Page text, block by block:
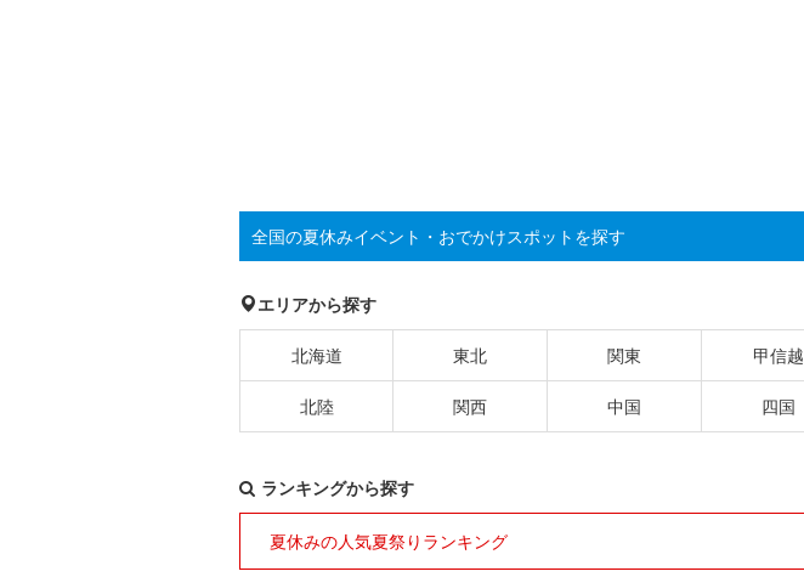
全国の夏休みイベント・おでかけスポットを探す
エリアから探す
北海道 東北 関東 甲信越
北陸 関西 中国 四国
ランキングから探す
夏休みの人気夏祭りランキング